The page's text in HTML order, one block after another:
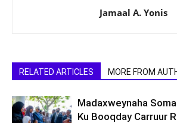
Jamaal A. Yonis
RELATED ARTICLES MORE FROM
Madaxweynaha
Ku Booqday Carruur